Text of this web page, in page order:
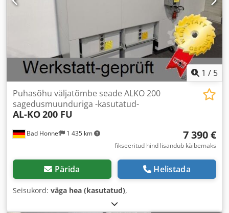
1 / 5
Bad Honnef 1 435 km
Puhasõhu väljatõmbe seade ALKO 200
sagedusmuunduriga -kasutatud-
AL-KO200 FU
7 390 €
fikseeritud hind lisandub käibemaks
Pärida Helistada
Seisukord: väga hea (kasutatud),